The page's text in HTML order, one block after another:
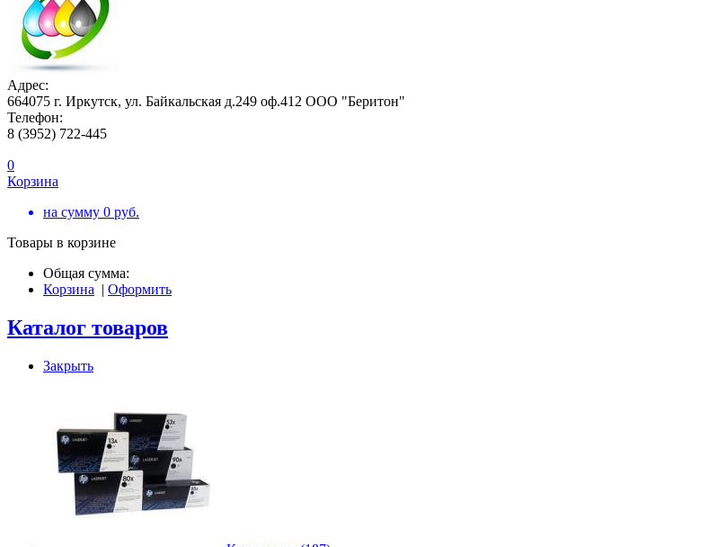
Адрес:
664075 г. Иркутск, ул. Байкальская д.249 оф.412 ООО "Беритон"
Телефон:
8 (3952) 722-445
0
Корзина
на сумму 0 руб.
Товары в корзине
Общая сумма:
Корзина | Оформить
Каталог товаров
Закрыть